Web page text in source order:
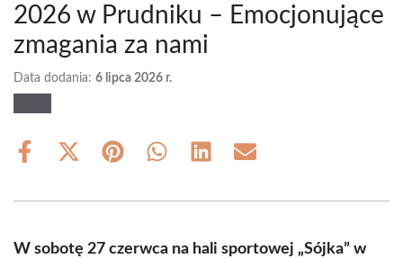
2026 w Prudniku – Emocjonujące
zmagania za nami
Data dodania: 6 lipca 2026 r.
Share
Share
(Twitter)
Share Share Share Share
W sobotę 27 czerwca na hali sportowej „Sójka” w